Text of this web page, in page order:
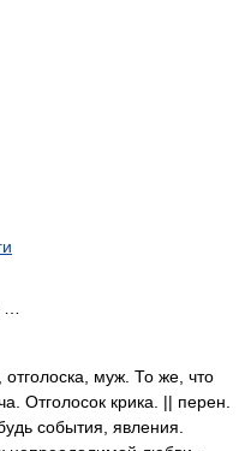
муж. То же, что
Отголосок крика. || перен.
события, явления.